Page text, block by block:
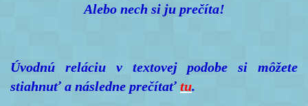
Alebo nech si ju prečíta!
Úvodnú reláciu v textovej podobe si môžete
stiahnuť a následne prečítať tu.